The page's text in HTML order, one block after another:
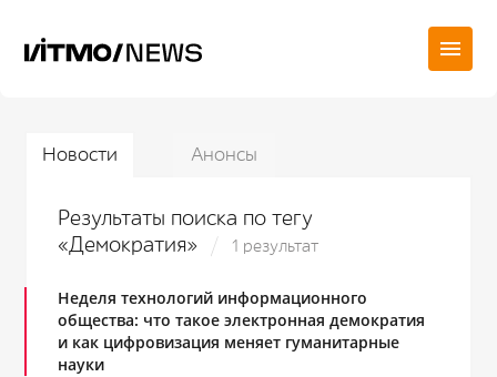
Новости Анонсы
Результаты поиска по тегу
«Демократия»
1 результат
Неделя технологий информационного
общества: что такое электронная демократия
и как цифровизация меняет гуманитарные
науки